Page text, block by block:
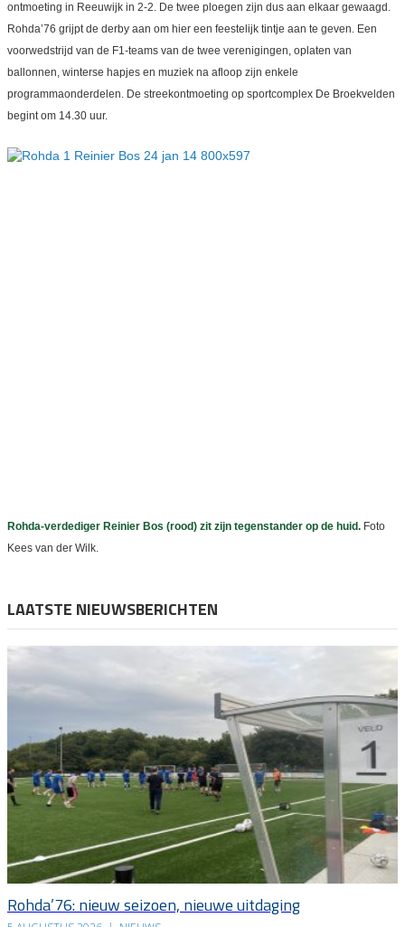
ontmoeting in Reeuwijk in 2-2. De twee ploegen zijn dus aan elkaar gewaagd.
Rohda’76 grijpt de derby aan om hier een feestelijk tintje aan te geven. Een
voorwedstrijd van de F1-teams van de twee verenigingen, oplaten van
ballonnen, winterse hapjes en muziek na afloop zijn enkele
programmaonderdelen. De streekontmoeting op sportcomplex De Broekvelden
begint om 14.30 uur.
Rohda-verdediger Reinier Bos (rood) zit zijn tegenstander op de huid. Foto
Kees van der Wilk.
LAATSTE NIEUWSBERICHTEN
Rohda’76: nieuw seizoen, nieuwe uitdaging